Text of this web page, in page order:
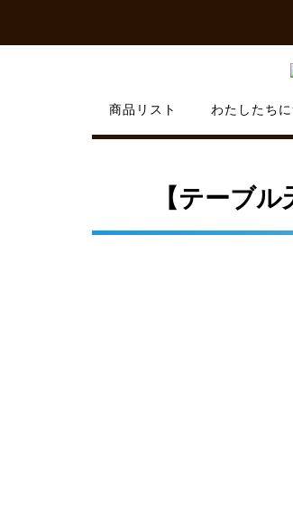
content
商品リスト わたしたち
【テーブ